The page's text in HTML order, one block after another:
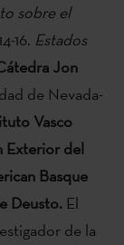
sobre el
16. Estados
Jon
de Nevada-
Vasco
Exterior del
Basque
Deusto. El
de la